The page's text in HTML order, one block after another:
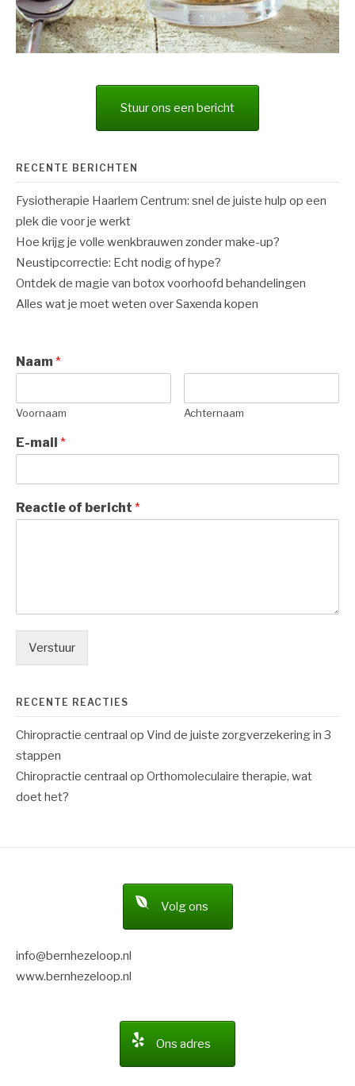
Stuur ons een bericht
RECENTE BERICHTEN
Fysiotherapie Haarlem Centrum: snel de juiste hulp op een
plek die voor je werkt
Hoe krijg je volle wenkbrauwen zonder make-up?
Neustipcorrectie: Echt nodig of hype?
Ontdek de magie van botox voorhoofd behandelingen
Alles wat je moet weten over Saxenda kopen
Naam*
Voornaam Achternaam
E-mail *
Reactie of bericht *
Verstuur
RECENTE REACTIES
Chiropractie centraal op Vind de juiste zorgverzekering in 3
stappen
Chiropractie centraal op Orthomoleculaire therapie, wat
doet het?
Volg ons
info@bernhezeloop.nl
www.bernhezeloop.nl
Ons adres